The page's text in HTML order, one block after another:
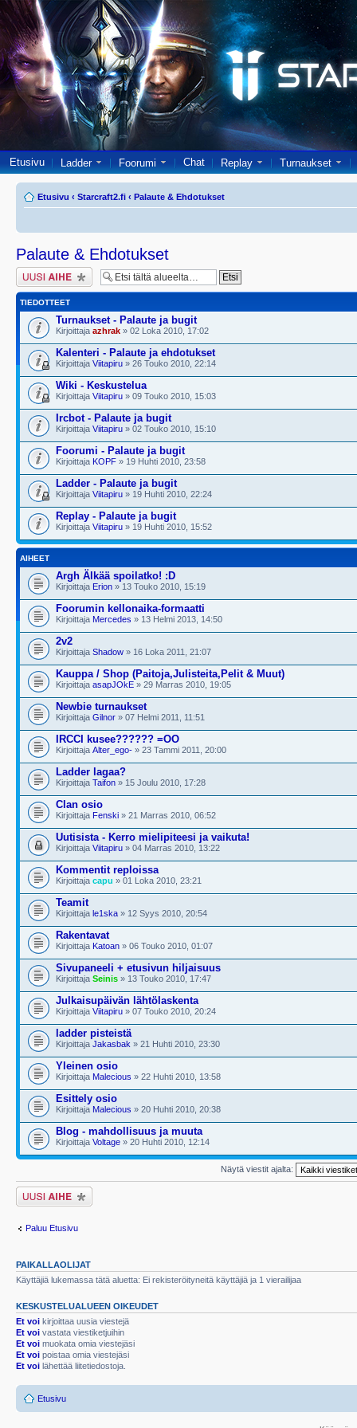
Etusivu Ladder Foorumi Chat Replay Turnaukset
Etusivu ‹ Starcraft2.fi ‹ Palaute & Ehdotukset
Palaute & Ehdotukset
Lähetä uusi viesti
TIEDOTTEET
Turnaukset - Palaute ja bugit
Kirjoittaja azhrak » 02 Loka 2010, 17:02
Kalenteri - Palaute ja ehdotukset
Kirjoittaja Viitapiru » 26 Touko 2010, 22:14
Wiki - Keskustelua
Kirjoittaja Viitapiru » 09 Touko 2010, 15:03
Ircbot - Palaute ja bugit
Kirjoittaja Viitapiru » 02 Touko 2010, 15:10
Foorumi - Palaute ja bugit
Kirjoittaja KOPF » 19 Huhti 2010, 23:58
Ladder - Palaute ja bugit
Kirjoittaja Viitapiru » 19 Huhti 2010, 22:24
Replay - Palaute ja bugit
Kirjoittaja Viitapiru » 19 Huhti 2010, 15:52
AIHEET
Argh Älkää spoilatko! :D
Kirjoittaja Erion » 13 Touko 2010, 15:19
Foorumin kellonaika-formaatti
Kirjoittaja Mercedes » 13 Helmi 2013, 14:50
2v2
Kirjoittaja Shadow » 16 Loka 2011, 21:07
Kauppa / Shop (Paitoja,Julisteita,Pelit & Muut)
Kirjoittaja asapJOkE » 29 Marras 2010, 19:05
Newbie turnaukset
Kirjoittaja Gilnor » 07 Helmi 2011, 11:51
IRCCI kusee?????? =OO
Kirjoittaja Alter_ego- » 23 Tammi 2011, 20:00
Ladder lagaa?
Kirjoittaja Taifon » 15 Joulu 2010, 17:28
Clan osio
Kirjoittaja Fenski » 21 Marras 2010, 06:52
Uutisista - Kerro mielipiteesi ja vaikuta!
Kirjoittaja Viitapiru » 04 Marras 2010, 13:22
Kommentit reploissa
Kirjoittaja capu » 01 Loka 2010, 23:21
Teamit
Kirjoittaja le1ska » 12 Syys 2010, 20:54
Rakentavat
Kirjoittaja Katoan » 06 Touko 2010, 01:07
Sivupaneeli + etusivun hiljaisuus
Kirjoittaja Seinis » 13 Touko 2010, 17:47
Julkaisupäivän lähtölaskenta
Kirjoittaja Viitapiru » 07 Touko 2010, 20:24
ladder pisteistä
Kirjoittaja Jakasbak » 21 Huhti 2010, 23:30
Yleinen osio
Kirjoittaja Malecious » 22 Huhti 2010, 13:58
Esittely osio
Kirjoittaja Malecious » 20 Huhti 2010, 20:38
Blog - mahdollisuus ja muuta
Kirjoittaja Voltage » 20 Huhti 2010, 12:14
Näytä viestit ajalta:
Lähetä uusi viesti
Paluu Etusivu
PAIKALLAOLIJAT
Käyttäjiä lukemassa tätä aluetta: Ei rekisteröityneitä käyttäjiä ja 1 vierailijaa
KESKUSTELUALUEEN OIKEUDET
Et voi kirjoittaa uusia viestejä
Et voi vastata viestiketjuihin
Et voi muokata omia viestejäsi
Et voi poistaa omia viestejäsi
Et voi lähettää liitetiedostoja.
Etusivu